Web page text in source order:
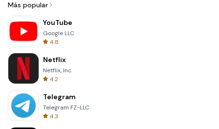
Más popular
YouTube
Google LLC
4.8
Netflix
Netflix, Inc.
4.2
Telegram
Telegram FZ-LLC
4.3